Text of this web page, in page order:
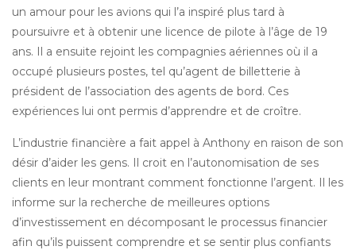
un amour pour les avions qui l’a inspiré plus tard à
poursuivre et à obtenir une licence de pilote à l’âge de 19
ans. Il a ensuite rejoint les compagnies aériennes où il a
occupé plusieurs postes, tel qu’agent de billetterie à
président de l’association des agents de bord. Ces
expériences lui ont permis d’apprendre et de croître.
L’industrie financière a fait appel à Anthony en raison de son
désir d’aider les gens. Il croit en l’autonomisation de ses
clients en leur montrant comment fonctionne l’argent. Il les
informe sur la recherche de meilleures options
d’investissement en décomposant le processus financier
afin qu’ils puissent comprendre et se sentir plus confiants